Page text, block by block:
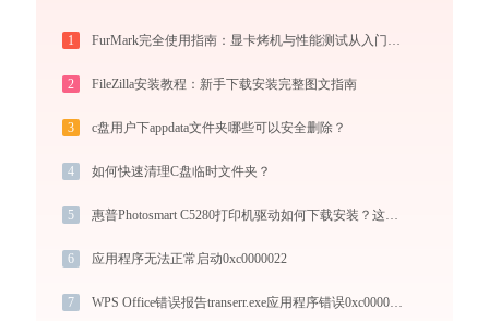
1
2 FileZilla安装教程：新手下载安装完整图文指南
3 c盘用户下appdata文件夹哪些可以安全删除？
4 如何快速清理C盘临时文件夹？
5 惠普Photosmart C5280打印机驱动如何下载安装？这里有你需要的所有信息
6 应用程序无法正常启动0xc0000022
7 WPS Office错误报告transerr.exe应用程序错误0xc000000d解决方法